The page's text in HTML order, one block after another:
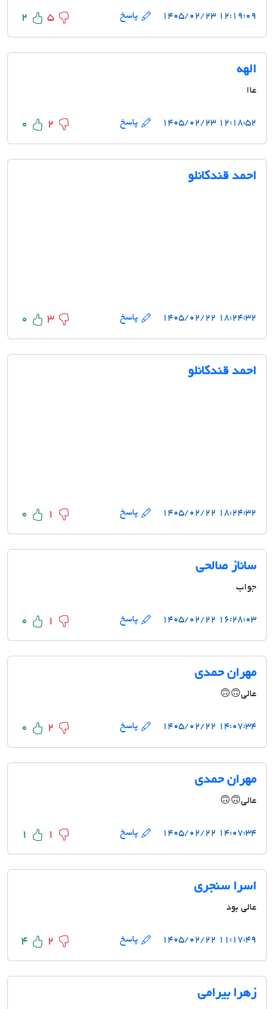
۱۲:۱۹:۰۹ ۱۴۰۵/۰۲/۲۳ پاسخ 2 5
الهه
عاا
۱۲:۱۸:۵۲ ۱۴۰۵/۰۲/۲۳ پاسخ 0 2
احمد قندکانلو
۱۸:۲۴:۳۲ ۱۴۰۵/۰۲/۲۲ پاسخ 0 3
احمد قندکانلو
۱۸:۲۴:۳۲ ۱۴۰۵/۰۲/۲۲ پاسخ 0 1
ساناز صالحی
جواب
۱۶:۲۸:۰۳ ۱۴۰۵/۰۲/۲۲ پاسخ 0 1
مهران حمدی
عالی🙃🙃
۱۴:۰۷:۳۴ ۱۴۰۵/۰۲/۲۲ پاسخ 0 2
مهران حمدی
عالی🙃🙃
۱۴:۰۷:۳۴ ۱۴۰۵/۰۲/۲۲ پاسخ 1 1
اسرا سنجری
عالی بود
۱۱:۱۷:۴۹ ۱۴۰۵/۰۲/۲۲ پاسخ 4 2
زهرا بیرامی